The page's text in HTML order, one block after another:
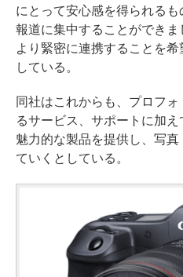
にとって安心感を得られる
報道に集中することができ
より緊密に連携することを
している。
同社はこれからも、プロフ
るサービス、サポートに加
魅力的な製品を提供し、写
ていくとしている。